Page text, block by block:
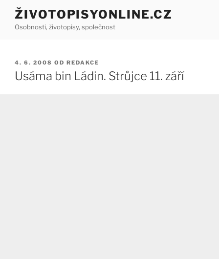
Přejít
obsahu
ŽIVOTOPISYONLINE.CZ
Osobnosti, životopisy, společnost
PUBLIKOVÁNO
4. 6. 2008 OD REDAKCE
Usáma bin Ládin. Strůjce 11. září